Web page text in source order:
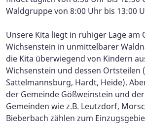
Waldgruppe von 8:00 Uhr bis 13:00
Unsere Kita liegt in ruhiger Lage am
Wichsenstein in unmittelbarer
die Kita überwiegend von Kindern
Wichsenstein und dessen Ortsteilen
Sattelmannsburg, Hardt, Heide).
der Gemeinde Gößweinstein und
Gemeinden wie z.B. Leutzdorf,
Bieberbach zählen zum